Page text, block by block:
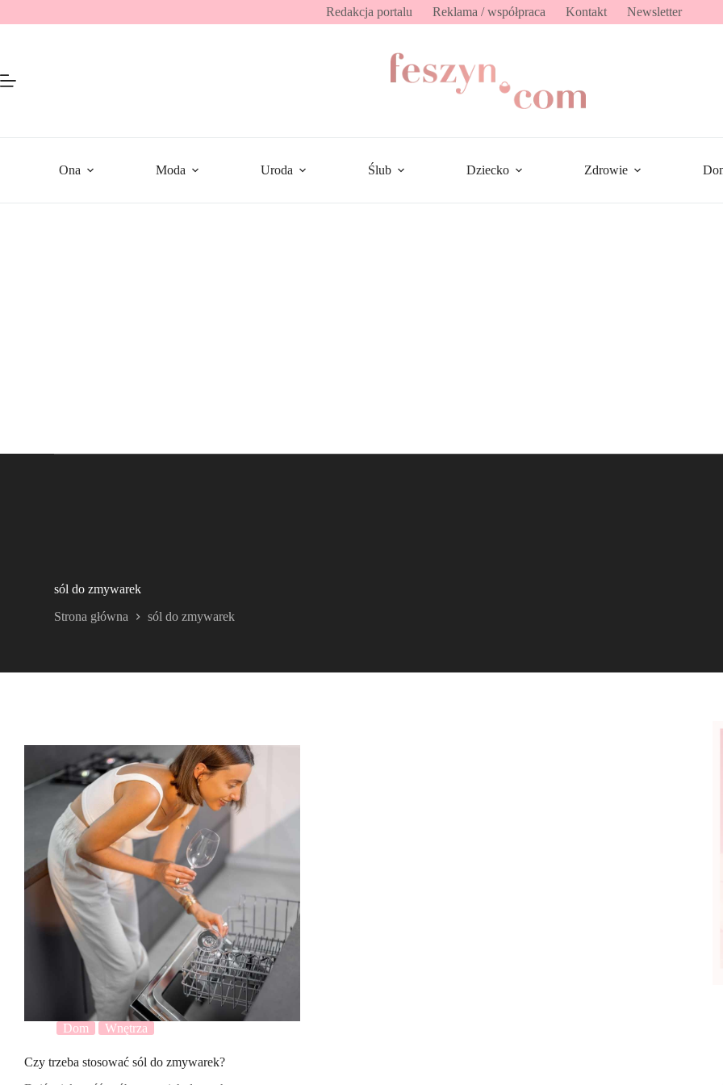
Redakcja portalu Reklama / współpraca Kontakt Newsletter
Ona Moda Uroda Ślub Dziecko Zdrowie
sól do zmywarek
Strona główna sól do zmywarek
Dom Wnętrza
Czy trzeba stosować sól do zmywarek?